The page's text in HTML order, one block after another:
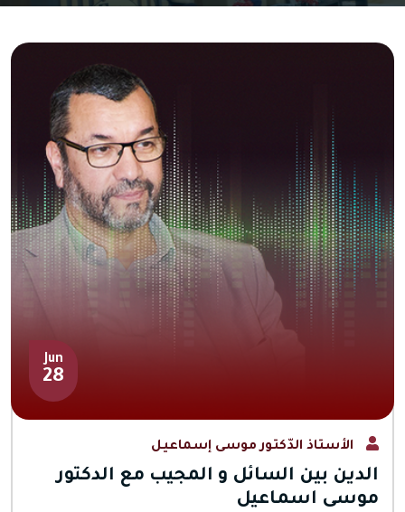
Jun
28
الأستاذ الدّكتور موسى إسماعيل
الدين بين السائل و المجيب مع الدكتور
موسى اسماعيل